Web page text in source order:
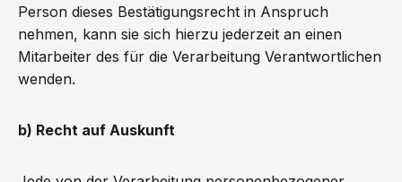
Person dieses Bestätigungsrecht in Anspruch
nehmen, kann sie sich hierzu jederzeit an einen
Mitarbeiter des für die Verarbeitung Verantwortlichen
wenden.
b) Recht auf Auskunft